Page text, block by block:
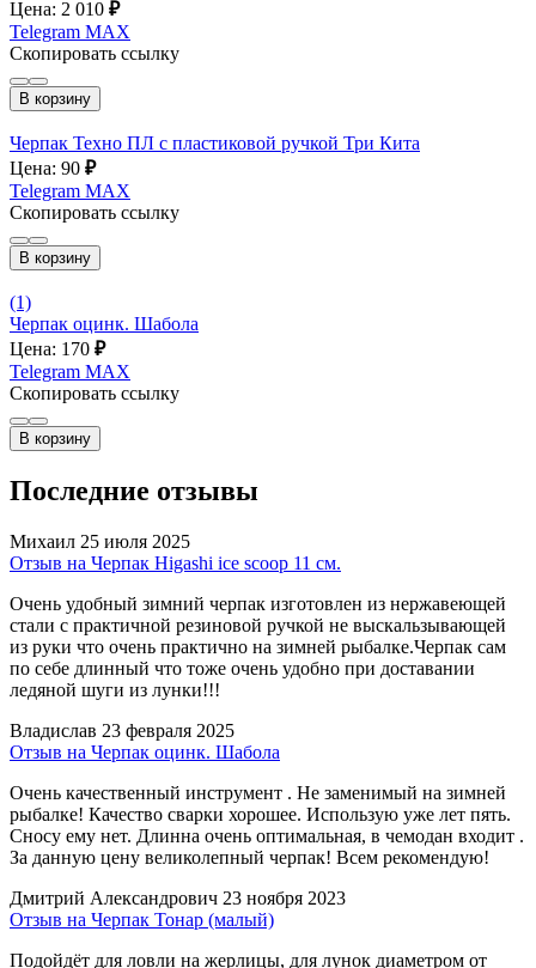
Цена: 2 010 ₽
Telegram MAX
Скопировать ссылку
В корзину
Черпак Техно ПЛ с пластиковой ручкой Три Кита
Цена: 90 ₽
Telegram MAX
Скопировать ссылку
В корзину
(1)
Черпак оцинк. Шабола
Цена: 170 ₽
Telegram MAX
Скопировать ссылку
В корзину
Последние отзывы
Михаил 25 июля 2025
Отзыв на Черпак Higashi ice scoop 11 см.
Очень удобный зимний черпак изготовлен из нержавеющей
стали с практичной резиновой ручкой не выскальзывающей
из руки что очень практично на зимней рыбалке.Черпак сам
по себе длинный что тоже очень удобно при доставании
ледяной шуги из лунки!!!
Владислав 23 февраля 2025
Отзыв на Черпак оцинк. Шабола
Очень качественный инструмент . Не заменимый на зимней
рыбалке! Качество сварки хорошее. Использую уже лет пять.
Сносу ему нет. Длинна очень оптимальная, в чемодан входит .
За данную цену великолепный черпак! Всем рекомендую!
Дмитрий Александрович 23 ноября 2023
Отзыв на Черпак Тонар (малый)
Подойдёт для ловли на жерлицы, для лунок диаметром от